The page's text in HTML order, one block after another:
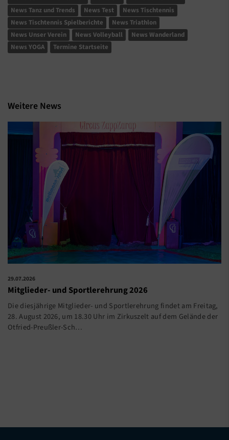
News Tanz und Trends
News Test
News Tischtennis
News Tischtennis Spielberichte
News Triathlon
News Unser Verein
News Volleyball
News Wanderland
News YOGA
Termine Startseite
Weitere News
29.07.2026
Mitglieder- und Sportlerehrung 2026
Die diesjährige Mitglieder- und Sportlerehrung findet am Freitag,
28. August 2026, um 18.30 Uhr im Zirkuszelt auf dem Gelände der
Otfried-Preußler-Sch…